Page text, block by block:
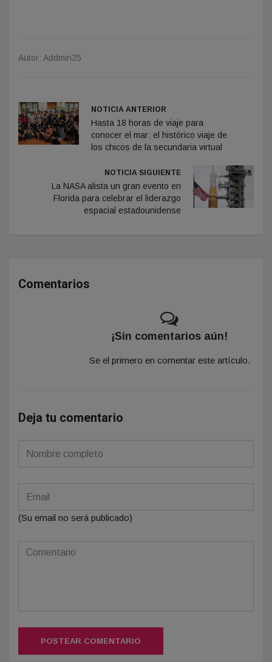
Autor: Addmin25
NOTICIA ANTERIOR
Hasta 18 horas de viaje para
conocer el mar: el histórico viaje de
los chicos de la secundaria virtual
NOTICIA SIGUIENTE
La NASA alista un gran evento en
Florida para celebrar el liderazgo
espacial estadounidense
Comentarios
¡Sin comentarios aún!
Se el primero en comentar este artículo.
Deja tu comentario
(Su email no será publicado)
POSTEAR COMENTARIO